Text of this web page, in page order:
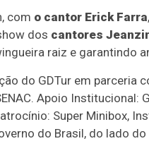
com o cantor Erick Farra
dos cantores
raiz e garantindo
do GDTur em parceria
Apoio Institucional:
Super Minibox,
do Brasil, do lado